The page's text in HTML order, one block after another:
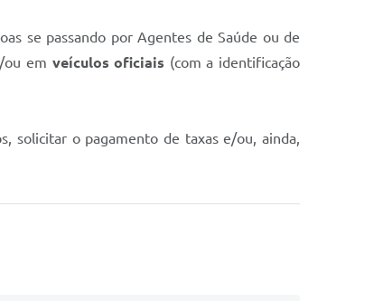
se passando por Agentes de Saúde ou de
ou em veículos oficiais (com a identificação
solicitar o pagamento de taxas e/ou, ainda,